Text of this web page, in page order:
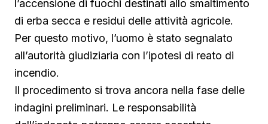
l’accensione di fuochi destinati allo smaltimento
di erba secca e residui delle attività agricole.
Per questo motivo, l’uomo è stato segnalato
all’autorità giudiziaria con l’ipotesi di reato di
incendio.
Il procedimento si trova ancora nella fase delle
indagini preliminari. Le responsabilità